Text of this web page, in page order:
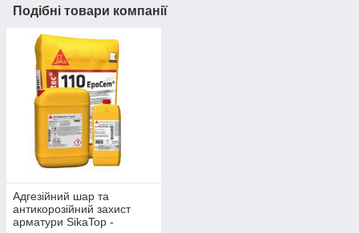
Подібні товари компанії
Адгезійний шар та
антикорозійний захист
арматури SikaTop -